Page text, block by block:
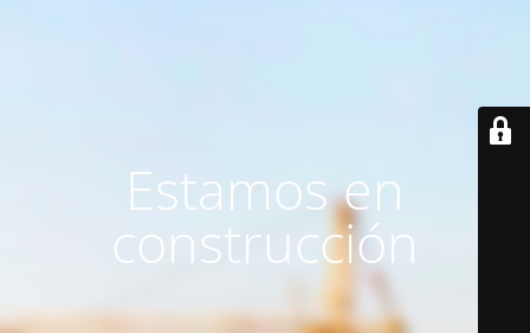
Estamos en
construcción